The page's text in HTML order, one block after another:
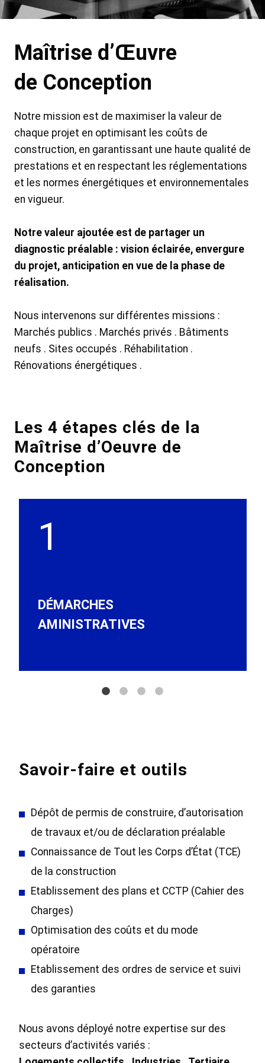
Maîtrise d’Œuvre
de Conception
Notre mission est de maximiser la valeur de
chaque projet en optimisant les coûts de
construction, en garantissant une haute qualité de
prestations et en respectant les réglementations
et les normes énergétiques et environnementales
en vigueur.
Notre valeur ajoutée est de partager un
diagnostic préalable : vision éclairée, envergure
du projet, anticipation en vue de la phase de
réalisation.
Nous intervenons sur différentes missions :
Marchés publics . Marchés privés . Bâtiments
neufs . Sites occupés . Réhabilitation .
Rénovations énergétiques .
Les 4 étapes clés de la
Maîtrise d’Oeuvre de
Conception
1
DÉMARCHES
AMINISTRATIVES
Savoir-faire et outils
Dépôt de permis de construire, d’autorisation
de travaux et/ou de déclaration préalable
Connaissance de Tout les Corps d’État (TCE)
de la construction
Etablissement des plans et CCTP (Cahier des
Charges)
Optimisation des coûts et du mode
opératoire
Etablissement des ordres de service et suivi
des garanties
Nous avons déployé notre expertise sur des
secteurs d’activités variés :